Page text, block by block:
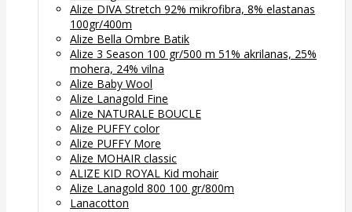
Alize DIVA Stretch 92% mikrofibra, 8% elastanas
100gr/400m
Alize Bella Ombre Batik
Alize 3 Season 100 gr/500 m 51% akrilanas, 25%
mohera, 24% vilna
Alize Baby Wool
Alize Lanagold Fine
Alize NATURALE BOUCLE
Alize PUFFY color
Alize PUFFY More
Alize MOHAIR classic
ALIZE KID ROYAL Kid mohair
Alize Lanagold 800 100 gr/800m
Lanacotton